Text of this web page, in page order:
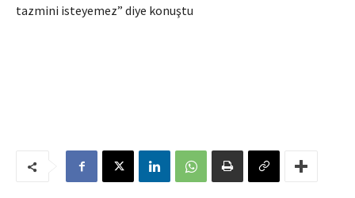
tazmini isteyemez” diye konuştu